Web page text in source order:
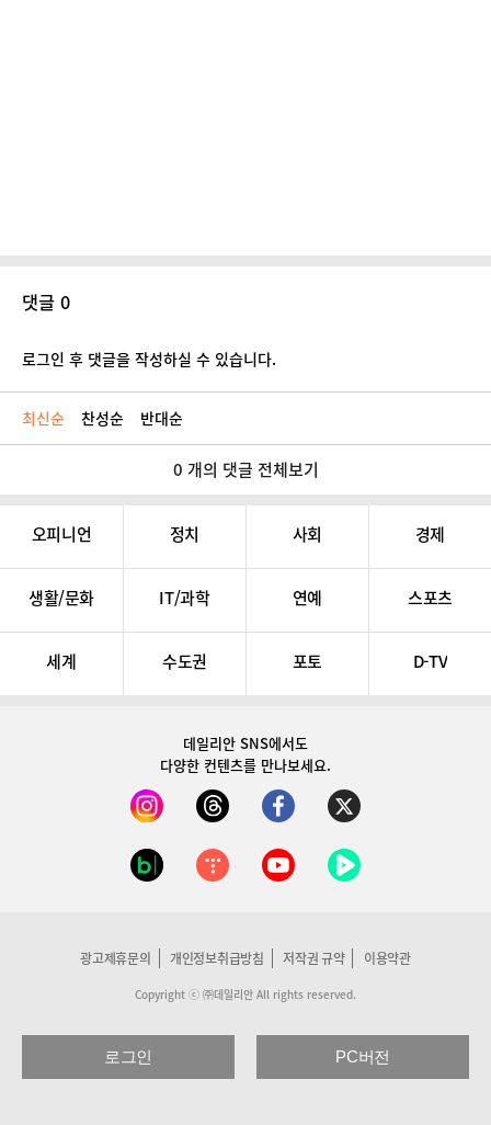
댓글 0
로그인 후 댓글을 작성하실 수 있습니다.
최신순 찬성순 반대순
0 개의 댓글 전체보기
오피니언 정치 사회 경제
생활/문화 IT/과학 연예 스포츠
세계 수도권 포토 D-TV
데일리안 SNS에서도
다양한 컨텐츠를 만나보세요.
광고제휴문의 개인정보취급방침 저작권 규약 이용약관
Copyright ⓒ ㈜데일리안 All rights reserved.
로그인 PC버전